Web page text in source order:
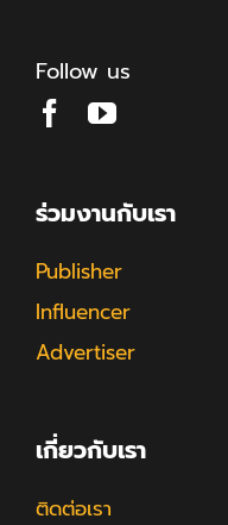
Follow us
ร่วมงานกับเรา
Publisher
Influencer
Advertiser
เกี่ยวกับเรา
ติดต่อเรา